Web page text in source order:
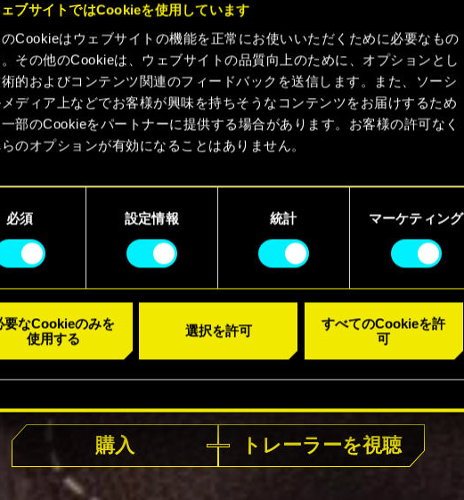
ブサイトではCookieを使用しています
Cookieはウェブサイトの機能を正常にお使いいただくために必要なもの
その他のCookieは、ウェブサイトの品質向上のために、オプションとし
的およびコンテンツ関連のフィードバックを送信します。また、ソーシ
メディア上などでお客様が興味を持ちそうなコンテンツをお届けするため
部のCookieをパートナーに提供する場合があります。お客様の許可なく
のオプションが有効になることはありません。
の使用およびパフォーマンスの変更点に関する詳細は、下記の「設定」
ューでご確認ください。
必須 設定情報 統計 マーケティング
要なCookieのみを
使用する
選択を許可
すべてのCookieを許
可
好評発売中
購入 トレーラーを視聴